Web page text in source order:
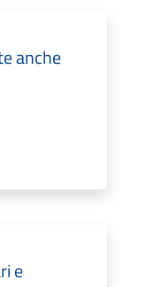
anche
e